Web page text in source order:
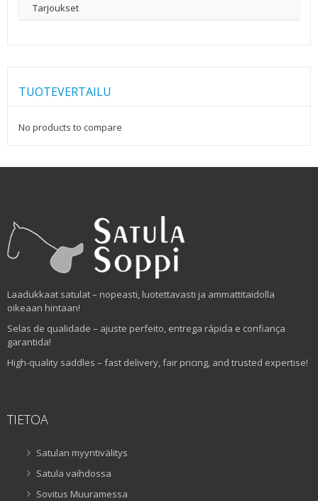
Tarjoukset
TUOTEVERTAILU
No products to compare
Laadukkaat satulat – nopeasti, luotettavasti ja ammattitaidolla
oikeaan hintaan!
Selas de qualidade – ajuste perfeito, entrega rápida e confiança
garantida!
High-quality saddles – fast delivery, fair pricing, and trusted expertise!
TIETOA
Satulan myyntivälitys
Satula vaihdossa
Sovitus Muuramessa